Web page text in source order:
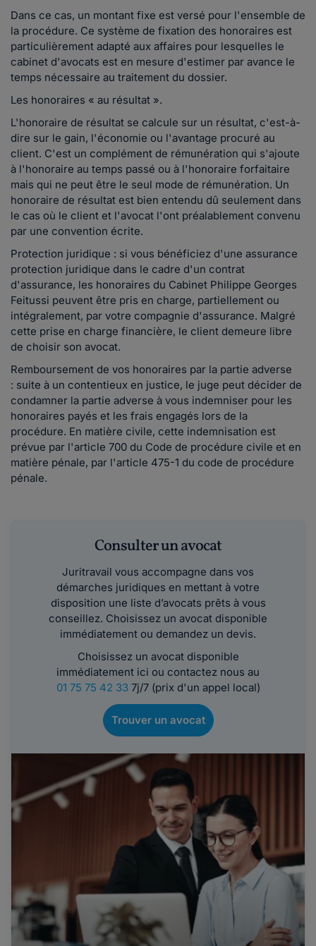
Dans ce cas, un montant fixe est versé pour l'ensemble de
la procédure. Ce système de fixation des honoraires est
particulièrement adapté aux affaires pour lesquelles le
cabinet d'avocats est en mesure d'estimer par avance le
temps nécessaire au traitement du dossier.
Les honoraires « au résultat ».
L'honoraire de résultat se calcule sur un résultat, c'est-à-
dire sur le gain, l'économie ou l'avantage procuré au
client. C'est un complément de rémunération qui s'ajoute
à l'honoraire au temps passé ou à l'honoraire forfaitaire
mais qui ne peut être le seul mode de rémunération. Un
honoraire de résultat est bien entendu dû seulement dans
le cas où le client et l'avocat l'ont préalablement convenu
par une convention écrite.
Protection juridique : si vous bénéficiez d'une assurance
protection juridique dans le cadre d'un contrat
d'assurance, les honoraires du Cabinet Philippe Georges
Feitussi peuvent être pris en charge, partiellement ou
intégralement, par votre compagnie d'assurance. Malgré
cette prise en charge financière, le client demeure libre
de choisir son avocat.
Remboursement de vos honoraires par la partie adverse
: suite à un contentieux en justice, le juge peut décider de
condamner la partie adverse à vous indemniser pour les
honoraires payés et les frais engagés lors de la
procédure. En matière civile, cette indemnisation est
prévue par l'article 700 du Code de procédure civile et en
matière pénale, par l'article 475-1 du code de procédure
pénale.
Consulter un avocat
Juritravail vous accompagne dans vos
démarches juridiques en mettant à votre
disposition une liste d’avocats prêts à vous
conseillez. Choisissez un avocat disponible
immédiatement ou demandez un devis.
Choisissez un avocat disponible
immédiatement ici ou contactez nous au
01 75 75 42 337j/7 (prix d'un appel local)
Trouver un avocat